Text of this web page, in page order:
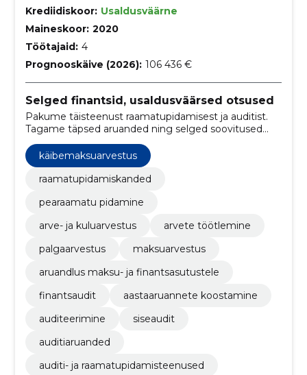
Krediidiskoor: Usaldusväärne
Maineskoor: 2020
Töötajaid: 4
Prognooskäive (2026): 106 436 €
Selged finantsid, usaldusväärsed otsused
Pakume täisteenust raamatupidamisest ja auditist.
Tagame täpsed aruanded ning selged soovitused
ettevõtte kasvuks ja riskide vähendamiseks.
käibemaksuarvestus
raamatupidamiskanded
pearaamatu pidamine
arve- ja kuluarvestus
arvete töötlemine
palgaarvestus
maksuarvestus
aruandlus maksu- ja finantsasutustele
finantsaudit
aastaaruannete koostamine
auditeerimine
siseaudit
auditiaruanded
auditi- ja raamatupidamisteenused